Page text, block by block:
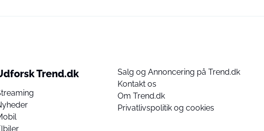
Trend.dk
Salg og Annoncering på Trend.dk
Kontakt os
Om Trend.dk
Privatlivspolitik og cookies